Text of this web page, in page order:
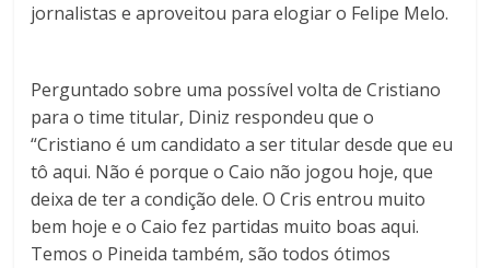
jornalistas e aproveitou para elogiar o Felipe Melo.
Perguntado sobre uma possível volta de Cristiano
para o time titular, Diniz respondeu que o
“Cristiano é um candidato a ser titular desde que eu
tô aqui. Não é porque o Caio não jogou hoje, que
deixa de ter a condição dele. O Cris entrou muito
bem hoje e o Caio fez partidas muito boas aqui.
Temos o Pineida também, são todos ótimos